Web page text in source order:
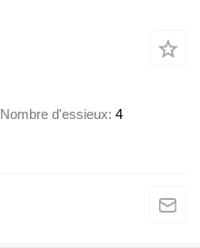
Nombre d'essieux 4